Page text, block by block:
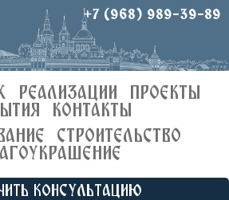
+7 (968) 989-39-89
РЕАЛИЗАЦИИ
ПРОЕКТЫ
КОНТАКТЫ
СТРОИТЕЛЬСТВО
КОНСУЛЬТАЦИЮ